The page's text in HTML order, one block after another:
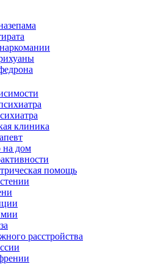
клиника
на дом
помощь
расстройства